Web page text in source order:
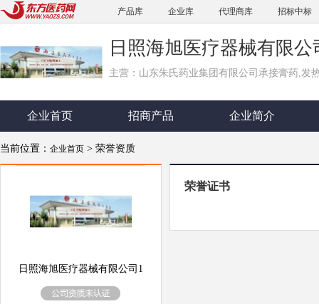
产品库 企业库 代理商库 招标中标
日照海旭医疗器械有限公
主营：山东朱氏药业集团有限公司承接膏药,发
企业首页 招商产品 企业简介
当前位置： 企业首页 > 荣誉资质
日照海旭医疗器械有限公司1
荣誉证书